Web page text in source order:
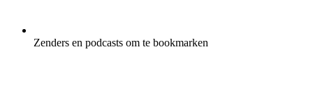
Zenders en podcasts om te bookmarken